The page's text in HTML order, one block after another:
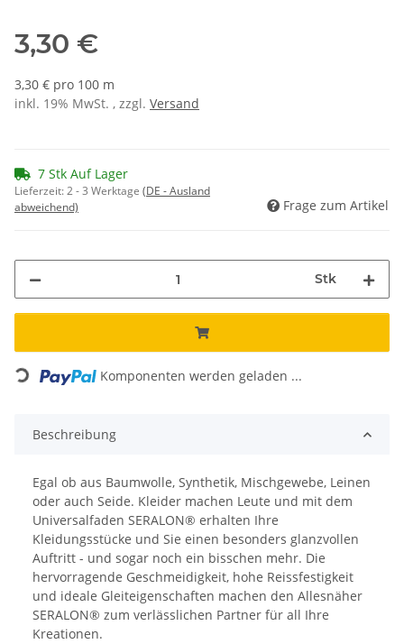
3,30 €
3,30 € pro 100 m
inkl. 19% MwSt. , zzgl. Versand
7 Stk Auf Lager
Lieferzeit:2 - 3 Werktage (DE - Ausland
abweichend)
Frage zum Artikel
Stk
Loading... Komponenten werden geladen ...
Beschreibung
Egal ob aus Baumwolle, Synthetik, Mischgewebe, Leinen
oder auch Seide. Kleider machen Leute und mit dem
Universalfaden SERALON® erhalten Ihre
Kleidungsstücke und Sie einen besonders glanzvollen
Auftritt - und sogar noch ein bisschen mehr. Die
hervorragende Geschmeidigkeit, hohe Reissfestigkeit
und ideale Gleiteigenschaften machen den Allesnäher
SERALON® zum verlässlichen Partner für all Ihre
Kreationen.